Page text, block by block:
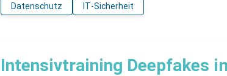
Datenschutz IT-Sicherheit
Intensivtraining Deepfakes